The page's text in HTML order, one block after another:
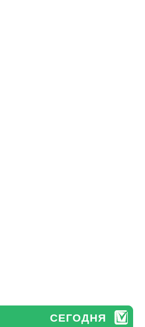
СЕГОДНЯ